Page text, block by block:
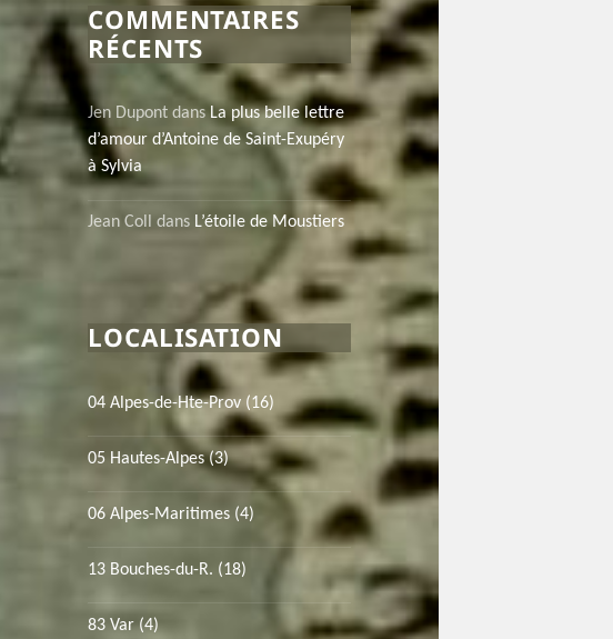
COMMENTAIRES
RÉCENTS
Jen Dupont dans La plus belle lettre
d’amour d’Antoine de Saint-Exupéry
à Sylvia
Jean Coll dans L’étoile de Moustiers
LOCALISATION
04 Alpes-de-Hte-Prov (16)
05 Hautes-Alpes(3)
06 Alpes-Maritimes (4)
13 Bouches-du-R. (18)
83 Var (4)